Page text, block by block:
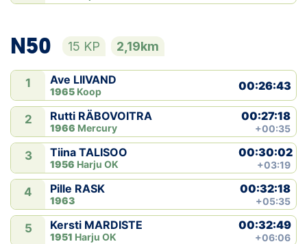
N50 15 KP 2,19km
1 Ave LIIVAND
1965 Koop 00:26:43
2 Rutti RÄBOVOITRA
1966 Mercury
00:27:18
+00:35
3 Tiina TALISOO
1956 Harju OK
00:30:02
+03:19
4 Pille RASK
1963
00:32:18
+05:35
5 Kersti MARDISTE
1951 Harju OK
00:32:49
+06:06